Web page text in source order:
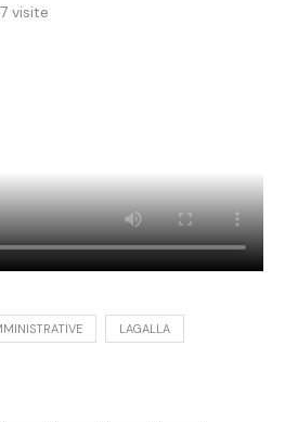
visite
LAGALLA